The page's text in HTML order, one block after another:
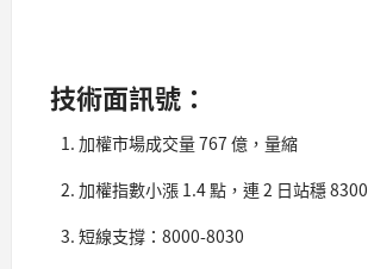
技術面訊號：
加權市場成交量 767 億，量縮
加權指數小漲 1.4 點，連 2 日站穩 8300
短線支撐：8000-8030